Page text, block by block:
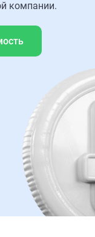
компании.